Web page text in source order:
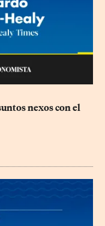
nexos con el